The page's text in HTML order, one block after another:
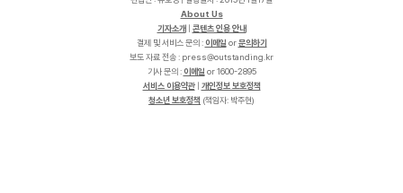
About Us
기자소개
콘텐츠 인용 안내
결제 및 서비스 문의 : 이메일 or문의하기
보도 자료 전송 :
r
k
.
g
n
i
d
n
a
t
s
t
u
o
@
s
s
e
r
p
기사 문의 : 이메일 or 1600-2895
서비스 이용약관| 개인정보 보호정책
청소년 보호정책 (책임자: 박주현)